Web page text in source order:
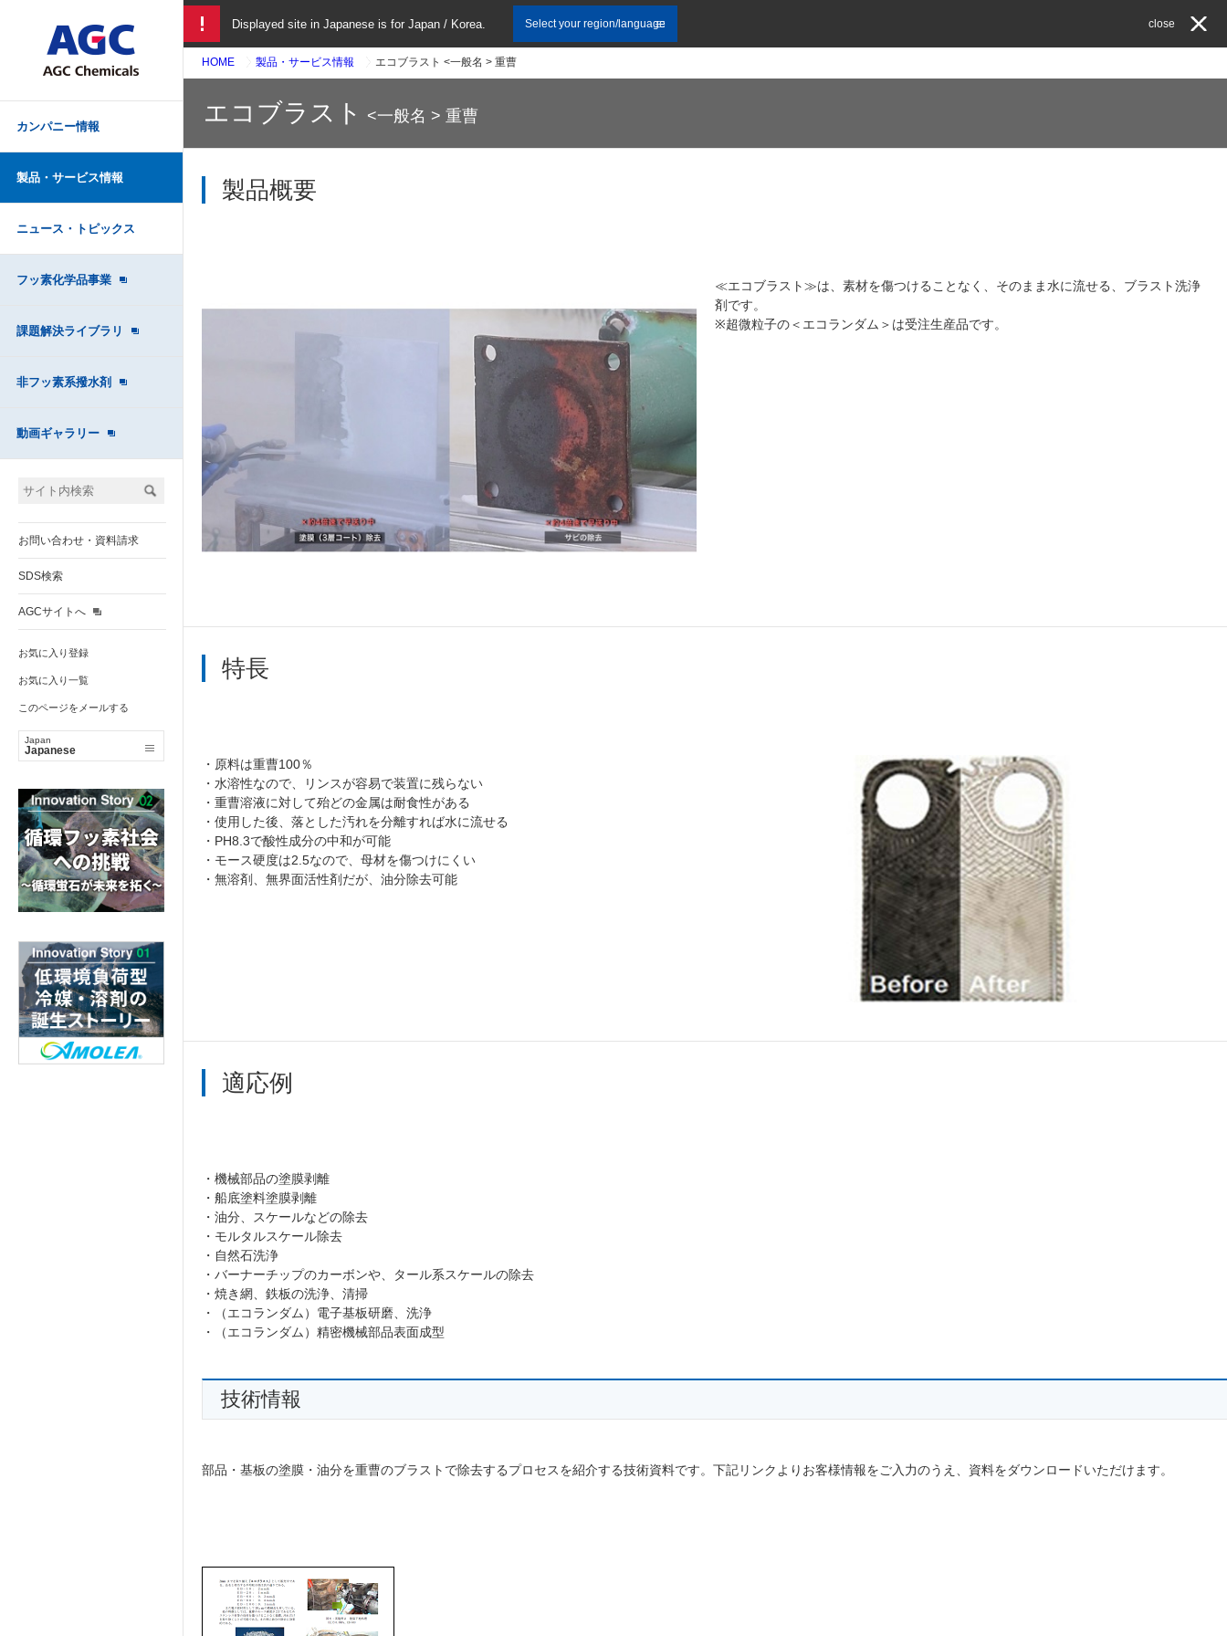
カンパニー情報
製品・サービス情報
ニュース・トピックス
フッ素化学品事業
課題解決ライブラリ
非フッ素系撥水剤
動画ギャラリー
お問い合わせ・資料請求
SDS検索
AGCサイトへ
お気に入り登録
お気に入り一覧
このページをメールする
Japan
Japanese
Displayed site in Japanese is for Japan / Korea. close
Select your region/language
HOME 製品・サービス情報 エコブラスト <一般名 > 重曹
エコブラスト <一般名 > 重曹
製品概要
≪エコブラスト≫は、素材を傷つけることなく、そのまま水に流せる、ブラスト洗浄
剤です。
※超微粒子の＜エコランダム＞は受注生産品です。
特長
・原料は重曹100％
・水溶性なので、リンスが容易で装置に残らない
・重曹溶液に対して殆どの金属は耐食性がある
・使用した後、落とした汚れを分離すれば水に流せる
・PH8.3で酸性成分の中和が可能
・モース硬度は2.5なので、母材を傷つけにくい
・無溶剤、無界面活性剤だが、油分除去可能
適応例
・機械部品の塗膜剥離
・船底塗料塗膜剥離
・油分、スケールなどの除去
・モルタルスケール除去
・自然石洗浄
・バーナーチップのカーボンや、タール系スケールの除去
・焼き網、鉄板の洗浄、清掃
・（エコランダム）電子基板研磨、洗浄
・（エコランダム）精密機械部品表面成型
技術情報
部品・基板の塗膜・油分を重曹のブラストで除去するプロセスを紹介する技術資料です。下記リンクよりお客様情報をご入力のうえ、資料をダウンロードいただけます。